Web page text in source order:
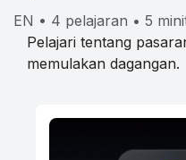
EN • 4 pelajaran • 5
Pelajari tentang
memulakan dagangan.